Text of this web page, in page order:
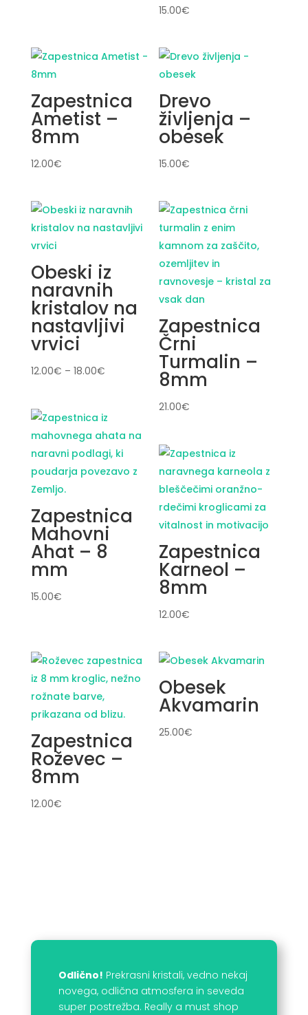
15.00€
Zapestnica
Ametist –
8mm
12.00€
Drevo
življenja –
obesek
15.00€
Obeski iz
naravnih
kristalov na
nastavljivi
vrvici
12.00€ – 18.00€
Zapestnica
Črni
Turmalin –
8mm
21.00€
Zapestnica
Mahovni
Ahat – 8
mm
15.00€
Zapestnica
Karneol –
8mm
12.00€
Zapestnica
Roževec –
8mm
12.00€
Obesek
Akvamarin
25.00€
Odlično! Prekrasni kristali, vedno nekaj
novega, odlična atmosfera in seveda
super postrežba. Really a must shop